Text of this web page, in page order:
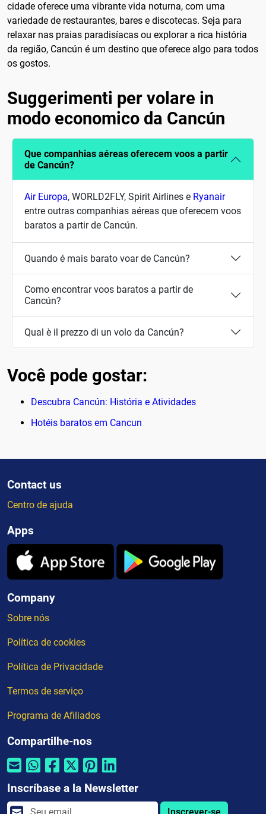
cidade oferece uma vibrante vida noturna, com uma
variedade de restaurantes, bares e discotecas. Seja para
relaxar nas praias paradisíacas ou explorar a rica história
da região, Cancún é um destino que oferece algo para todos
os gostos.
Suggerimenti per volare in
modo economico da Cancún
Que companhias aéreas oferecem voos a partir
de Cancún?
Air Europa, WORLD2FLY, Spirit Airlines e Ryanair
entre outras companhias aéreas que oferecem voos
baratos a partir de Cancún.
Quando é mais barato voar de Cancún?
Como encontrar voos baratos a partir de
Cancún?
Qual è il prezzo di un volo da Cancún?
Você pode gostar:
Descubra Cancún: História e Atividades
Hotéis baratos em Cancun
Contact us
Centro de ajuda
Apps
Company
Sobre nós
Política de cookies
Política de Privacidade
Termos de serviço
Programa de Afiliados
Compartilhe-nos
Inscríbase a la Newsletter